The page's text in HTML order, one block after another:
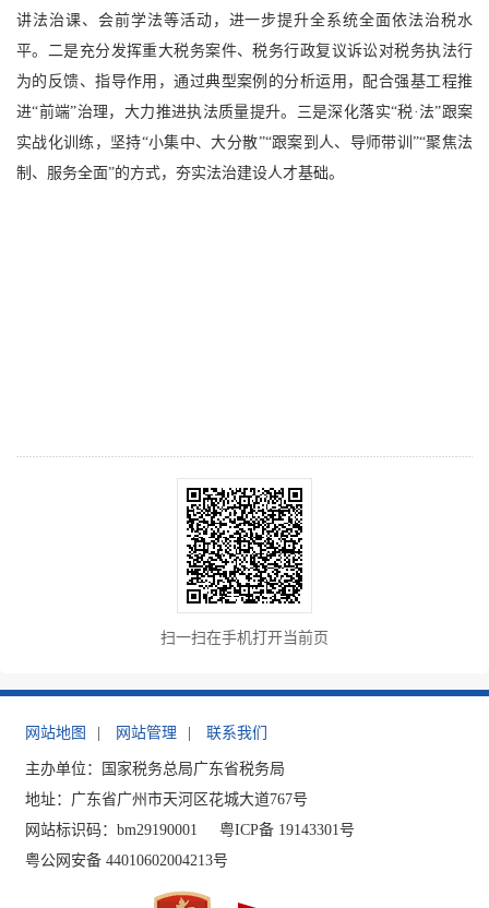
讲法治课、会前学法等活动，进一步提升全系统全面依法治税水
平。二是充分发挥重大税务案件、税务行政复议诉讼对税务执法行
为的反馈、指导作用，通过典型案例的分析运用，配合强基工程推
进“前端”治理，大力推进执法质量提升。三是深化落实“税·法”跟案
实战化训练，坚持“小集中、大分散”“跟案到人、导师带训”“聚焦法
制、服务全面”的方式，夯实法治建设人才基础。
扫一扫在手机打开当前页
网站地图 网站管理 联系我们
主办单位：国家税务总局广东省税务局
地址：广东省广州市天河区花城大道767号
网站标识码：bm29190001
粤ICP备 19143301号
粤公网安备 44010602004213号